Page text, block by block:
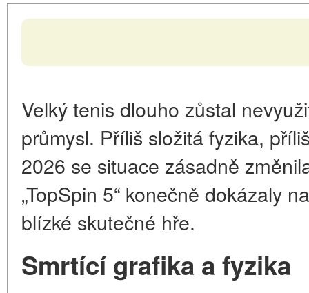
Velký tenis dlouho zůstal
průmysl. Příliš složitá fyzika,
2026 se situace zásadně
„TopSpin 5“ konečně dokázaly
blízké skutečné hře.
Smrtící grafika a fyzika